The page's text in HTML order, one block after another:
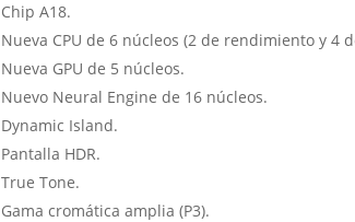
Chip A18.
Nueva CPU de 6 núcleos (2 de rendi­miento y 4
Nueva GPU de 5 núcleos.
Nuevo Neural Engine de 16 núcleos.
Dynamic Island.
Pantalla HDR.
True Tone.
Gama cromática amplia (P3).